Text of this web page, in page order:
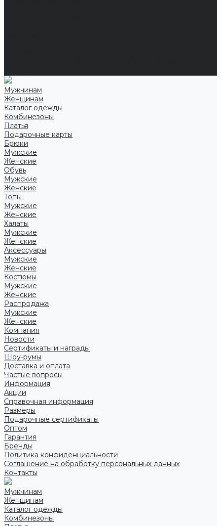
Мужчинам
Женщинам
Каталог одежды
Комбинезоны
Платья
Подарочные карты
Брюки
Мужские
Женские
Обувь
Мужские
Женские
Топы
Мужские
Женские
Халаты
Мужские
Женские
Аксессуары
Мужские
Женские
Костюмы
Мужские
Женские
Распродажа
Мужские
Женские
Компания
Новости
Сертификаты и награды
Шоу-румы
Доставка и оплата
Частые вопросы
Информация
Акции
Справочная информация
Размеры
Подарочные сертификаты
Оптом
Гарантия
Бренды
Политика конфиденциальности
Соглашение на обработку персональных данных
Контакты
Мужчинам
Женщинам
Каталог одежды
Комбинезоны